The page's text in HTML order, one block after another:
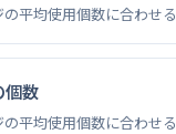
平均使用個数に合わせる
個数
平均使用個数に合わせる